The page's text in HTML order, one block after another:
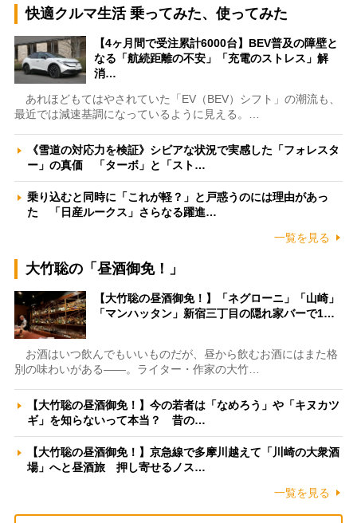
快適クルマ生活 乗ってみた、使ってみた
【4ヶ月間で受注累計6000台】BEV普及の障壁と
なる「航続距離の不安」「充電のストレス」解
消…
あれほどもてはやされていた「EV（BEV）シフト」の潮流も、
最近では減速基調になっているように見える。…
《雪道の対応力を検証》シビアな状況で実感した「フォレスタ
ー」の真価 「ターボ」と「スト…
乗り込むと同時に「これが軽？」と戸惑うのには理由があっ
た 「日産ルークス」さらなる躍進…
一覧を見る
大竹聡の「昼酒御免！」
【大竹聡の昼酒御免！】「ネグローニ」「山崎」
「マンハッタン」新宿三丁目の隠れ家バーで1…
お酒はいつ飲んでもいいものだが、昼から飲むお酒にはまた格
別の味わいがある――。ライター・作家の大竹…
【大竹聡の昼酒御免！】今の若者は「なめろう」や「キヌカツ
ギ」を知らないって本当？ 昔の…
【大竹聡の昼酒御免！】京急線で多摩川越えて「川崎の大衆酒
場」へと昼酒旅 押し寄せるノス…
一覧を見る